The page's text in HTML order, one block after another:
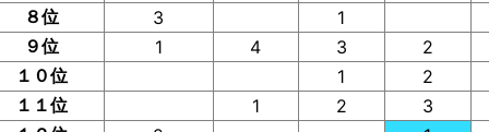
８位
3 1
９位
1 4 3
2
１０位
1 2
１１位
1 2
3